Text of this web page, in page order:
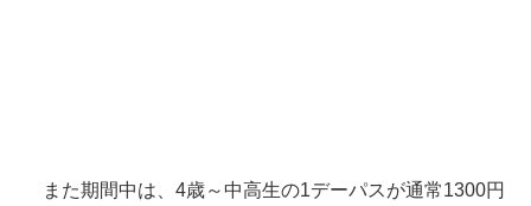
また期間中は、4歳～中高生の1デーパスが通常1300円